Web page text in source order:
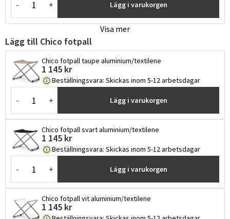
- + Lägg i varukorgen
Visa mer
Lägg till Chico fotpall
Chico fotpall taupe aluminium/textilene
1 145 kr
Beställningsvara: Skickas inom 5-12 arbetsdagar
- + Lägg i varukorgen
Chico fotpall svart aluminium/textilene
1 145 kr
Beställningsvara: Skickas inom 5-12 arbetsdagar
- + Lägg i varukorgen
Chico fotpall vit aluminium/textilene
1 145 kr